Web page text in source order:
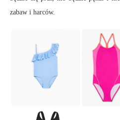
zabaw i harców.